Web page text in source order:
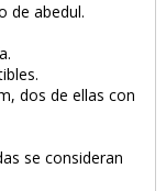
de abedul.
dos de ellas con
se consideran